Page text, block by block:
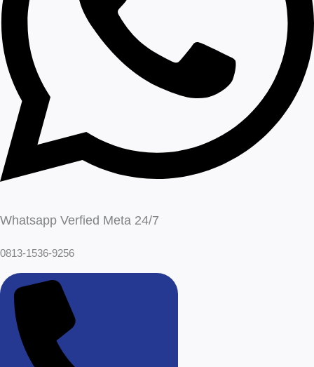
Whatsapp Verfied Meta 24/7
0813-1536-9256